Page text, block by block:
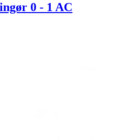
0 - 1 AC